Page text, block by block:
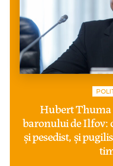
Hubert
baronului de Ilfov:
și pesedist, și